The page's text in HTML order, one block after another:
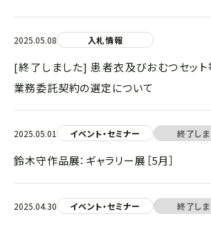
2025.05.08 入札情報
[終了しました] 患者衣及びおむつセッ
業務委託契約の選定について
2025.05.01 イベント・セミナー 終了し
鈴木守作品展：ギャラリー展［5月］
2025.04.30 イベント・セミナー 終了し